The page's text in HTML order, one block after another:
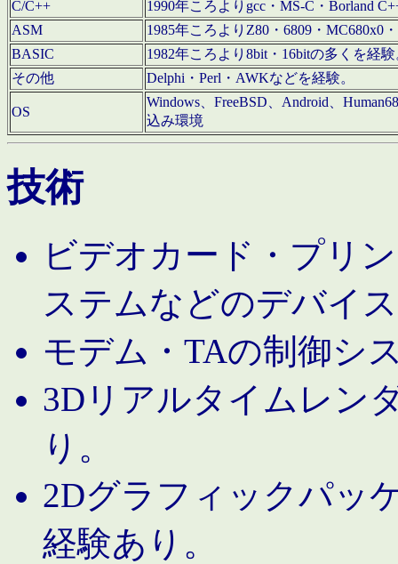
C/C++
1990年ころよりgcc・MS-C・Borland
ASM
1985年ころよりZ80・6809・MC680x0
BASIC
1982年ころより8bit・16bitの多くを経
その他
Delphi・Perl・AWKなどを経験。
OS
Windows、FreeBSD、Android、
込み環境
技術
ビデオカード・プリ
ステムなどのデバイ
モデム・TAの制御シ
3Dリアルタイムレン
り。
2Dグラフィックパッ
経験あり。